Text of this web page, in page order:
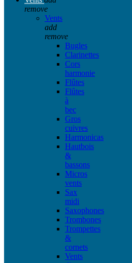
remove
Vents
add
remove
Bugles
Clarinettes
Cors
harmonie
Flûtes
Flûtes
à
bec
Gros
cuivres
Harmonicas
Hautbois
&
bassons
Micros
vents
Sax
midi
Saxophones
Trombones
Trompettes
&
cornets
Vents